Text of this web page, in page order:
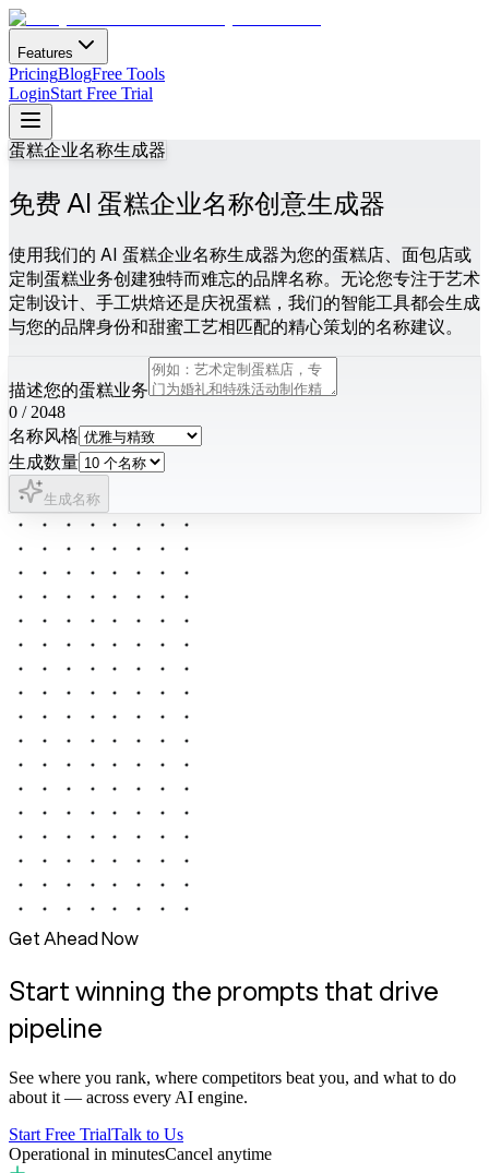
Features
PricingBlogFree Tools
LoginStart Free Trial
蛋糕企业名称生成器
免费 AI 蛋糕企业名称创意生成器
使用我们的 AI 蛋糕企业名称生成器为您的蛋糕店、面包店或
定制蛋糕业务创建独特而难忘的品牌名称。无论您专注于艺术
定制设计、手工烘焙还是庆祝蛋糕，我们的智能工具都会生成
与您的品牌身份和甜蜜工艺相匹配的精心策划的名称建议。
描述您的蛋糕业务
0 / 2048
名称风格
生成数量
生成名称
Get Ahead Now
Start winning the prompts that drive
pipeline
See where you rank, where competitors beat you, and what to do
about it — across every AI engine.
Start Free TrialTalk to Us
Operational in minutesCancel anytime